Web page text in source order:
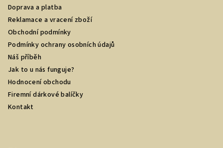
Doprava a platba
Reklamace a vracení zboží
Obchodní podmínky
Podmínky ochrany osobních údajů
Náš příběh
Jak to u nás funguje?
Hodnocení obchodu
Firemní dárkové balíčky
Kontakt